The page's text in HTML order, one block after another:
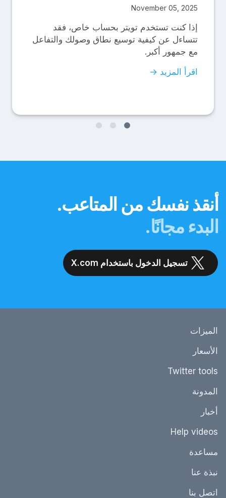
November 05, 2025
إذا كنت تستخدم تويتر بحساب خاص، فقد
تتساءل عن كيفية توسيع نطاق وصولك والتفاعل
مع جمهور أكبر.
اقرأ المزيد →
أنقذ نفسك من المتاعب.
البدء مجانًا.
تسجيل الدخول باستخدام X.com
الميزات
الأسعار
Twitter tools
المدونة
أخبار
Help videos
مساعدة
نبذة عنا
اتصل بنا